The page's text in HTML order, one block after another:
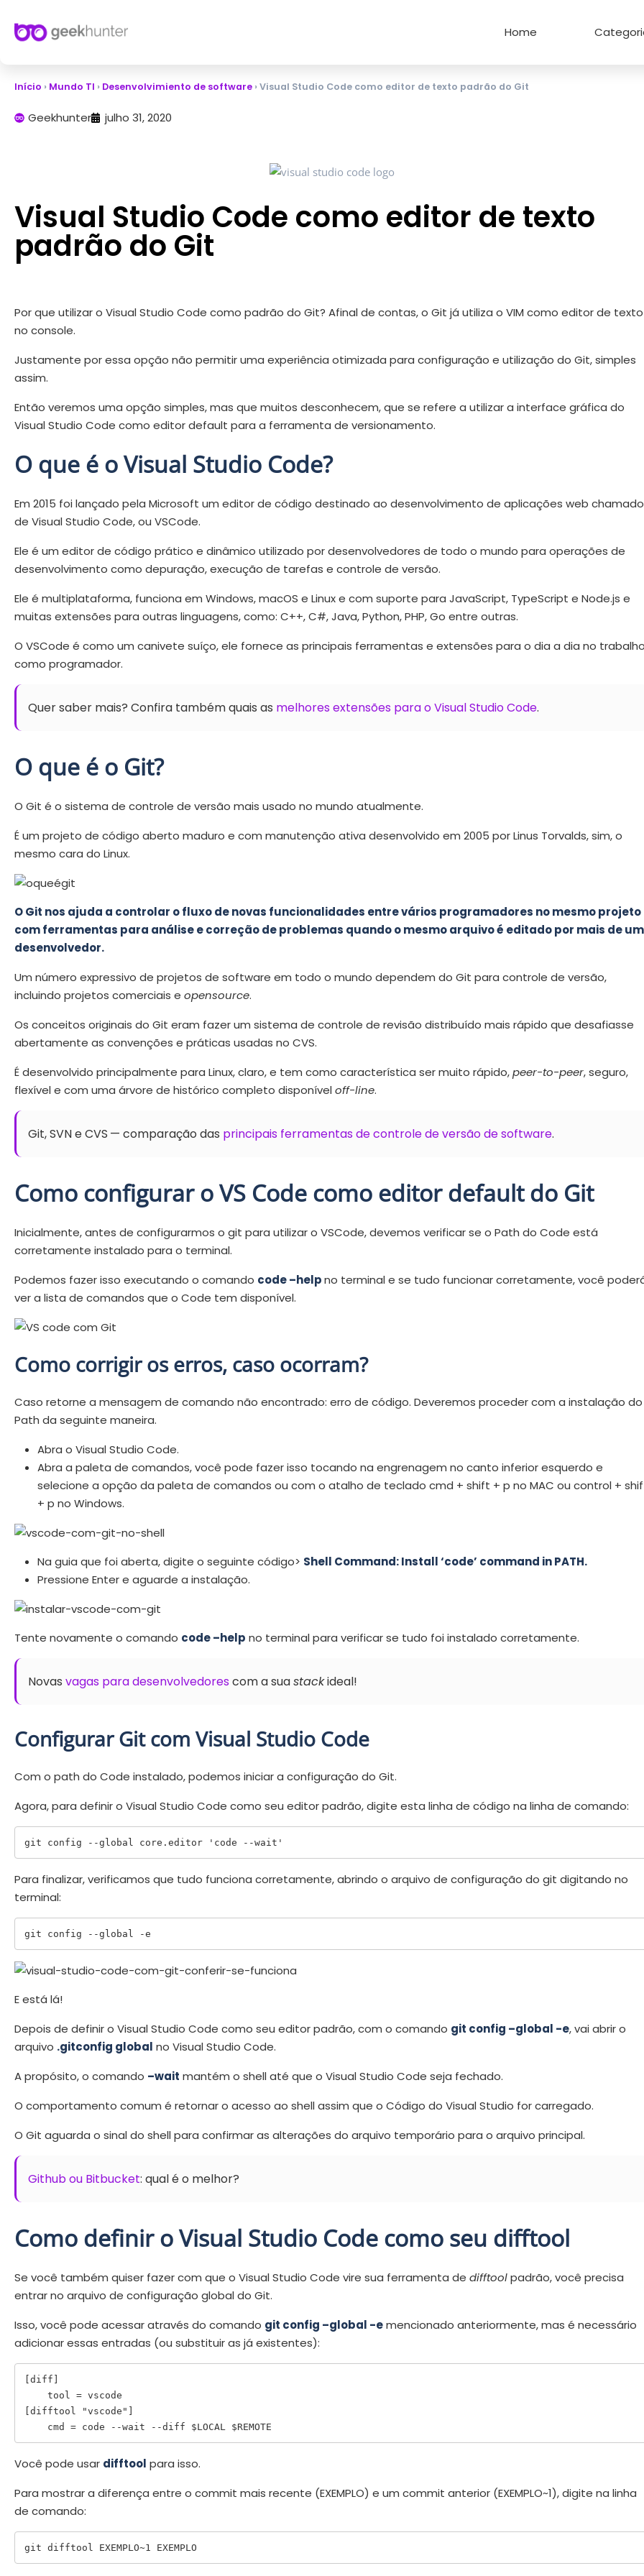
Home
Início › Mundo TI › Desenvolvimiento de software › Visual Studio Code como editor de texto padrão do Git
Geekhunter julho 31, 2020
Visual Studio Code como editor de texto
padrão do Git
Por que utilizar o Visual Studio Code como padrão do Git? Afinal de contas, o Git já utiliza o VIM como editor de texto
no console.
Justamente por essa opção não permitir uma experiência otimizada para configuração e utilização do Git, simples
assim.
Então veremos uma opção simples, mas que muitos desconhecem, que se refere a utilizar a interface gráfica do
Visual Studio Code como editor default para a ferramenta de versionamento.
O que é o Visual Studio Code?
Em 2015 foi lançado pela Microsoft um editor de código destinado ao desenvolvimento de aplicações web chamado
de Visual Studio Code, ou VSCode.
Ele é um editor de código prático e dinâmico utilizado por desenvolvedores de todo o mundo para operações de
desenvolvimento como depuração, execução de tarefas e controle de versão.
Ele é multiplataforma, funciona em Windows, macOS e Linux e com suporte para JavaScript, TypeScript e Node.js e
muitas extensões para outras linguagens, como: C++, C#, Java, Python, PHP, Go entre outras.
O VSCode é como um canivete suíço, ele fornece as principais ferramentas e extensões para o dia a dia no
como programador.
Quer saber mais? Confira também quais as melhores extensões para o Visual Studio Code.
O que é o Git?
O Git é o sistema de controle de versão mais usado no mundo atualmente.
É um projeto de código aberto maduro e com manutenção ativa desenvolvido em 2005 por Linus Torvalds, sim, o
mesmo cara do Linux.
O Git nos ajuda a controlar o fluxo de novas funcionalidades entre vários programadores no mesmo projeto
com ferramentas para análise e correção de problemas quando o mesmo arquivo é editado por mais de um
desenvolvedor.
Um número expressivo de projetos de software em todo o mundo dependem do Git para controle de versão,
incluindo projetos comerciais e opensource.
Os conceitos originais do Git eram fazer um sistema de controle de revisão distribuído mais rápido que desafiasse
abertamente as convenções e práticas usadas no CVS.
É desenvolvido principalmente para Linux, claro, e tem como característica ser muito rápido,peer-to-peer, seguro,
flexível e com uma árvore de histórico completo disponível off-line.
Git, SVN e CVS — comparação das principais ferramentas de controle de versão de software.
Como configurar o VS Code como editor default do Git
Inicialmente, antes de configurarmos o git para utilizar o VSCode, devemos verificar se o Path do Code está
corretamente instalado para o terminal.
Podemos fazer isso executando o comando code –helpno terminal e se tudo funcionar corretamente, você
ver a lista de comandos que o Code tem disponível.
Como corrigir os erros, caso ocorram?
Caso retorne a mensagem de comando não encontrado: erro de código. Deveremos proceder com a instalação do
Path da seguinte maneira.
Abra o Visual Studio Code.
Abra a paleta de comandos, você pode fazer isso tocando na engrenagem no canto inferior esquerdo e
selecione a opção da paleta de comandos ou com o atalho de teclado cmd + shift + p no MAC ou control +
+ p no Windows.
Na guia que foi aberta, digite o seguinte código> Shell Command: Install ‘code’ command in PATH.
Pressione Enter e aguarde a instalação.
Tente novamente o comando code –help no terminal para verificar se tudo foi instalado corretamente.
Novas vagas para desenvolvedorescom a suastackideal!
Configurar Git com Visual Studio Code
Com o path do Code instalado, podemos iniciar a configuração do Git.
Agora, para definir o Visual Studio Code como seu editor padrão, digite esta linha de código na linha de comando:
git config --global core.editor 'code --wait'
Para finalizar, verificamos que tudo funciona corretamente, abrindo o arquivo de configuração do git digitando no
terminal:
git config --global -e
E está lá!
Depois de definir o Visual Studio Code como seu editor padrão, com o comando git config –global -e, vai abrir o
arquivo .gitconfig global no Visual Studio Code.
A propósito, o comando –wait mantém o shell até que o Visual Studio Code seja fechado.
O comportamento comum é retornar o acesso ao shell assim que o Código do Visual Studio for carregado.
O Git aguarda o sinal do shell para confirmar as alterações do arquivo temporário para o arquivo principal.
Github ou Bitbucket: qual é o melhor?
Como definir o Visual Studio Code como seu difftool
Se você também quiser fazer com que o Visual Studio Code vire sua ferramenta de difftoolpadrão, você precisa
entrar no arquivo de configuração global do Git.
Isso, você pode acessar através do comando git config –global -emencionado anteriormente, mas é necessário
adicionar essas entradas (ou substituir as já existentes):
[diff]
    tool = vscode
[difftool "vscode"]
    cmd = code --wait --diff $LOCAL $REMOTE
Você pode usar difftool para isso.
Para mostrar a diferença entre o commit mais recente (EXEMPLO) e um commit anterior (EXEMPLO~1), digite na linha
de comando:
git difftool EXEMPLO~1 EXEMPLO